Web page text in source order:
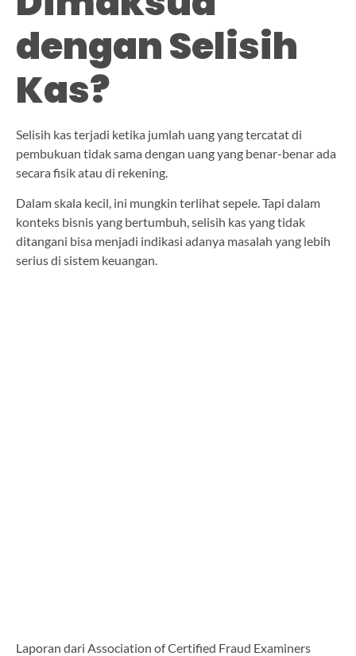
dengan Selisih
Kas?
Selisih kas terjadi ketika jumlah uang yang tercatat di
pembukuan tidak sama dengan uang yang benar-benar ada
secara fisik atau di rekening.
Dalam skala kecil, ini mungkin terlihat sepele. Tapi dalam
konteks bisnis yang bertumbuh, selisih kas yang tidak
ditangani bisa menjadi indikasi adanya masalah yang lebih
serius di sistem keuangan.
Laporan dari Association of Certified Fraud Examiners